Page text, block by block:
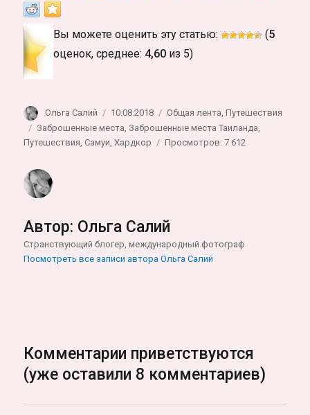
Вы можете оценить эту статью: (5
оценок, среднее: 4,60 из 5)
Автор
Ольга Салий Опубликовано
10.08.2018 Рубрики
Общая лента,Путешествия
Метки
Заброшенные места Заброшенные места Таиланда
Путешествия ,Самуи ,Хардкор Просмотров: 7 612
Автор: Ольга Салий
Странствующий блогер, международный фотограф
Посмотреть все записи автора Ольга Салий
Комментарии приветствуются
(уже оставили 8 комментариев)